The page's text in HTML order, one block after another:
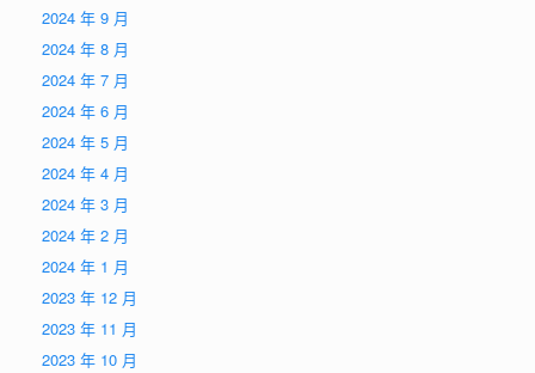
2024 年 9 月
2024 年 8 月
2024 年 7 月
2024 年 6 月
2024 年 5 月
2024 年 4 月
2024 年 3 月
2024 年 2 月
2024 年 1 月
2023 年 12 月
2023 年 11 月
2023 年 10 月